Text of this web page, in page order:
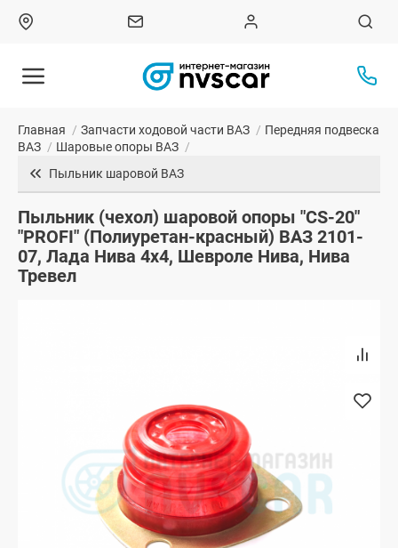
Главная / Запчасти ходовой части ВАЗ / Передняя подвеска
ВАЗ / Шаровые опоры ВАЗ /
Пыльник шаровой ВАЗ
Пыльник (чехол) шаровой опоры "CS-20"
"PROFI" (Полиуретан-красный) ВАЗ 2101-
07, Лада Нива 4х4, Шевроле Нива, Нива
Тревел